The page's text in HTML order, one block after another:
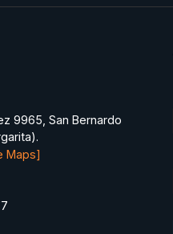
9965, San Bernardo
Maps]